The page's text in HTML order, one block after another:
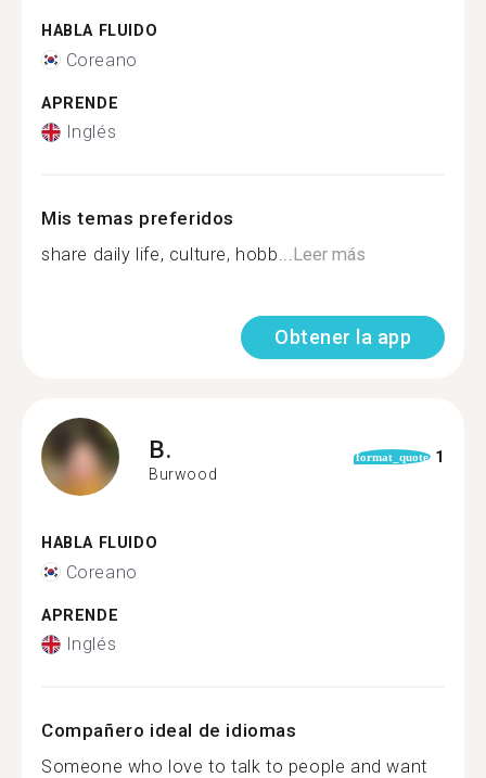
HABLA FLUIDO
Coreano
APRENDE
Inglés
Mis temas preferidos
share daily life, culture, hobb...Leer más
Obtener la app
B.
Burwood
format_quote 1
HABLA FLUIDO
Coreano
APRENDE
Inglés
Compañero ideal de idiomas
Someone who love to talk to people and want